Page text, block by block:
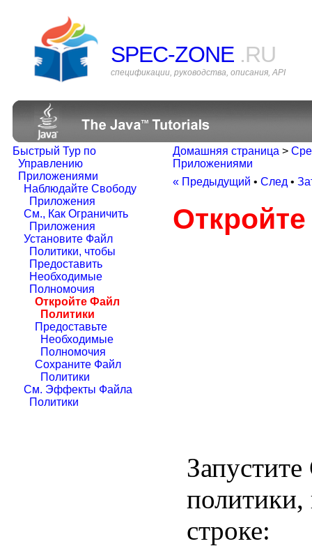
SPEC-ZONE .RU
спецификации, руководства, описания, API
Быстрый Тур по
Управлению
Приложениями
Наблюдайте Свободу
Приложения
См., Как Ограничить
Приложения
Установите Файл
Политики, чтобы
Предоставить
Необходимые
Полномочия
Откройте Файл
Политики
Предоставьте
Необходимые
Полномочия
Сохраните Файл
Политики
См. Эффекты Файла
Политики
Домашняя страница >
Приложениями
« Предыдущий • След •
строке: